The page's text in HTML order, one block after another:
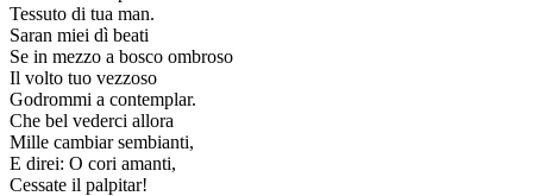
Tessuto di tua man.
Saran miei dì beati
Se in mezzo a bosco ombroso
Il volto tuo vezzoso
Godrommi a contemplar.
Che bel vederci allora
Mille cambiar sembianti,
E direi: O cori amanti,
Cessate il palpitar!